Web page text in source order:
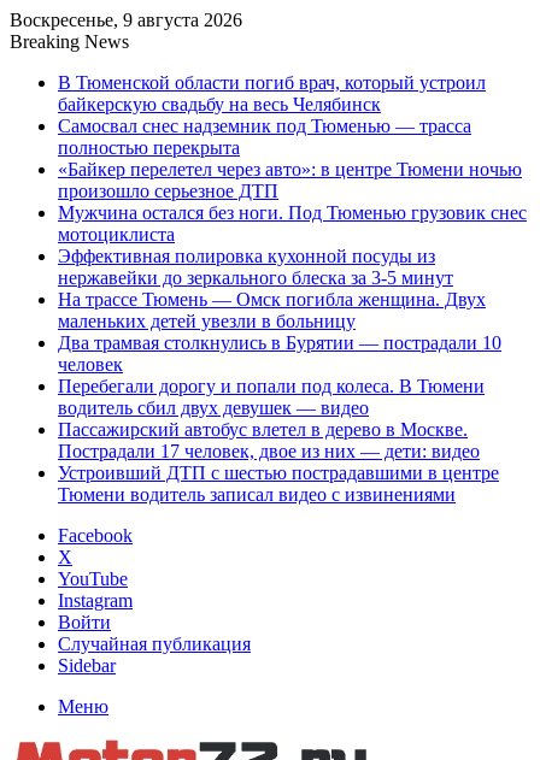
Воскресенье, 9 августа 2026
Breaking News
В Тюменской области погиб врач, который устроил
байкерскую свадьбу на весь Челябинск
Самосвал снес надземник под Тюменью — трасса
полностью перекрыта
«Байкер перелетел через авто»: в центре Тюмени ночью
произошло серьезное ДТП
Мужчина остался без ноги. Под Тюменью грузовик снес
мотоциклиста
Эффективная полировка кухонной посуды из
нержавейки до зеркального блеска за 3-5 минут
На трассе Тюмень — Омск погибла женщина. Двух
маленьких детей увезли в больницу
Два трамвая столкнулись в Бурятии — пострадали 10
человек
Перебегали дорогу и попали под колеса. В Тюмени
водитель сбил двух девушек — видео
Пассажирский автобус влетел в дерево в Москве.
Пострадали 17 человек, двое из них — дети: видео
Устроивший ДТП с шестью пострадавшими в центре
Тюмени водитель записал видео с извинениями
Facebook
X
YouTube
Instagram
Войти
Случайная публикация
Sidebar
Меню